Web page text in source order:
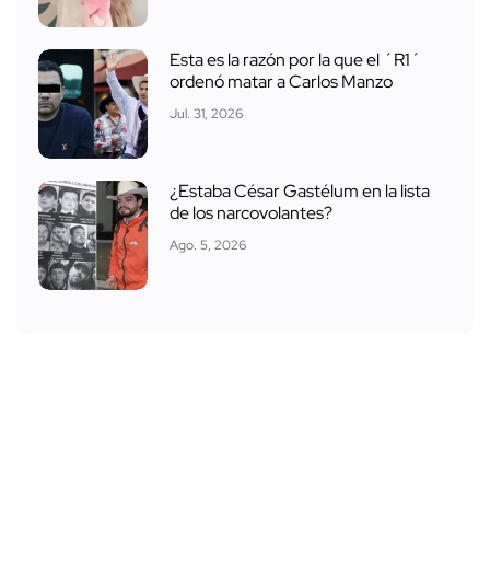
Esta es la razón por la que el ´R1´
ordenó matar a Carlos Manzo
Jul. 31, 2026
¿Estaba César Gastélum en la lista
de los narcovolantes?
Ago. 5, 2026